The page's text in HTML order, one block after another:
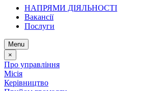
НАПРЯМИ ДІЯЛЬНОСТІ
Вакансії
Послуги
Menu
×
Про управління
Місія
Керівництво